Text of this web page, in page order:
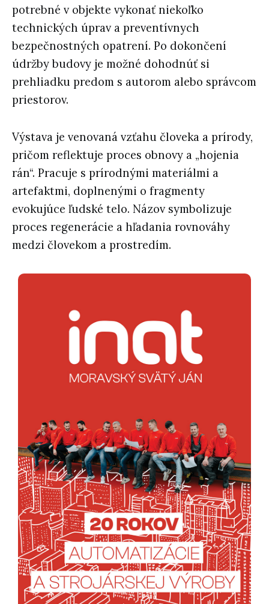
potrebné v objekte vykonať niekoľko
technických úprav a preventívnych
bezpečnostných opatrení. Po dokončení
údržby budovy je možné dohodnúť si
prehliadku predom s autorom alebo správcom
priestorov.
Výstava je venovaná vzťahu človeka a prírody,
pričom reflektuje proces obnovy a „hojenia
rán“. Pracuje s prírodnými materiálmi a
artefaktmi, doplnenými o fragmenty
evokujúce ľudské telo. Názov symbolizuje
proces regenerácie a hľadania rovnováhy
medzi človekom a prostredím.